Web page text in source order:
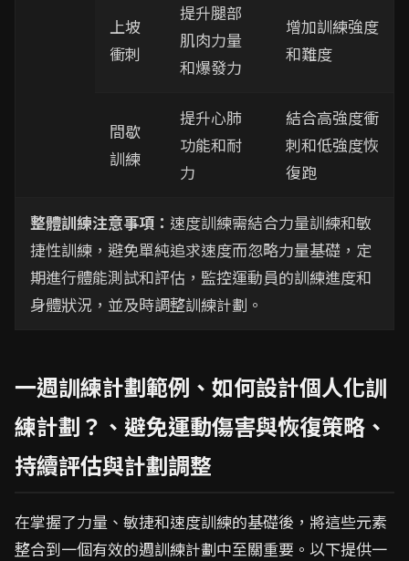
上坡
衝刺
提升腿部
肌肉力量
和爆發力
增加訓練強度
和難度
間歇
訓練
提升心肺
功能和耐
力
結合高強度衝
刺和低強度恢
復跑
整體訓練注意事項： 速度訓練需結合力量訓練和敏
捷性訓練，避免單純追求速度而忽略力量基礎，定
期進行體能測試和評估，監控運動員的訓練進度和
身體狀況，並及時調整訓練計劃。
一週訓練計劃範例、如何設計個人化訓
練計劃？、避免運動傷害與恢復策略、
持續評估與計劃調整
在掌握了力量、敏捷和速度訓練的基礎後，將這些元素
整合到一個有效的週訓練計劃中至關重要。以下提供一